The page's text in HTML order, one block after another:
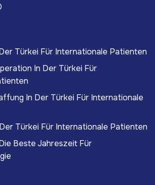
Türkei Für Internationale Patienten
In Der Türkei Für
In Der Türkei Für Internationale
Türkei Für Internationale Patienten
Beste Jahreszeit Für